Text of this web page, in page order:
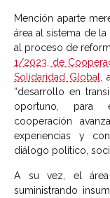
Mención aparte
área al sistema de
al proceso de
1/2023, de
Solidaridad Global
“desarrollo en
oportuno, para
cooperación
experiencias y
diálogo político,
A su vez, el área
suministrando